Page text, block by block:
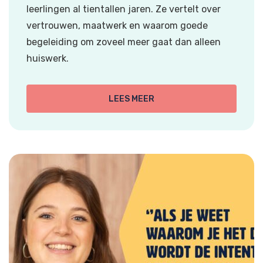
leerlingen al tientallen jaren. Ze vertelt over
vertrouwen, maatwerk en waarom goede
begeleiding om zoveel meer gaat dan alleen
huiswerk.
LEES MEER